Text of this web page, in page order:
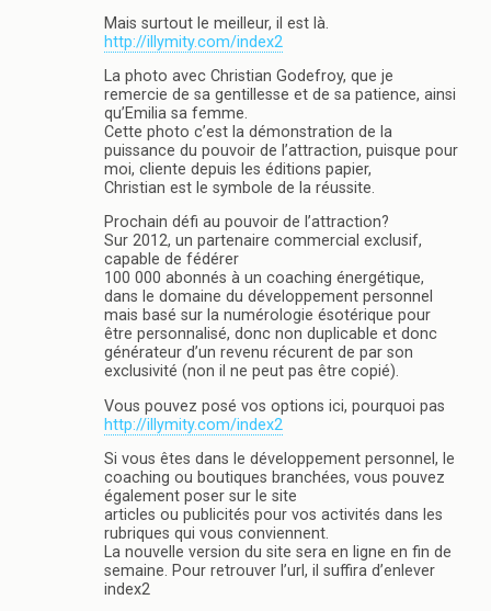
Mais surtout le meilleur, il est là.
http://illymity.com/index2
La photo avec Christian Godefroy, que je
remercie de sa gentillesse et de sa patience, ainsi
qu’Emilia sa femme.
Cette photo c’est la démonstration de la
puissance du pouvoir de l’attraction, puisque pour
moi, cliente depuis les éditions papier,
Christian est le symbole de la réussite.
Prochain défi au pouvoir de l’attraction?
Sur 2012, un partenaire commercial exclusif,
capable de fédérer
100 000 abonnés à un coaching énergétique,
dans le domaine du développement personnel
mais basé sur la numérologie ésotérique pour
être personnalisé, donc non duplicable et donc
générateur d’un revenu récurent de par son
exclusivité (non il ne peut pas être copié).
Vous pouvez posé vos options ici, pourquoi pas
http://illymity.com/index2
Si vous êtes dans le développement personnel, le
coaching ou boutiques branchées, vous pouvez
également poser sur le site
articles ou publicités pour vos activités dans les
rubriques qui vous conviennent.
La nouvelle version du site sera en ligne en fin de
semaine. Pour retrouver l’url, il suffira d’enlever
index2